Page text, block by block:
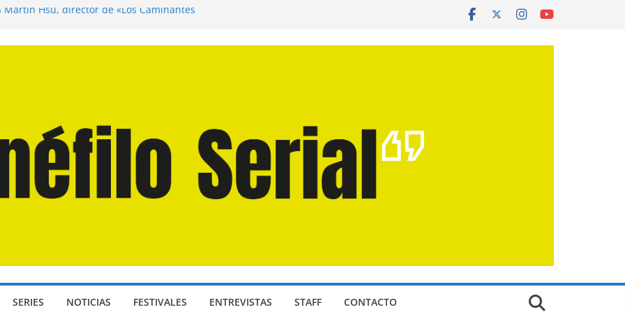
Martín Hsu, director de «Los Caminantes
SERIES NOTICIAS FESTIVALES ENTREVISTAS STAFF CONTACTO